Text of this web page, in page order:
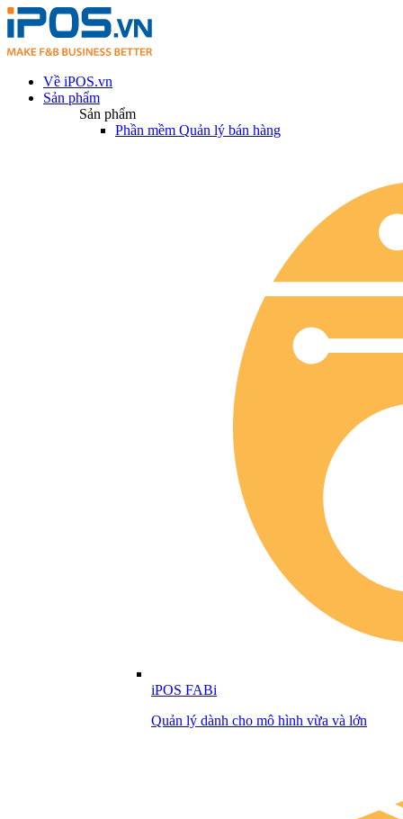
Về iPOS.vn
Sản phẩm
Sản phẩm
Phần mềm Quản lý bán hàng
iPOS FABi
Quản lý dành cho mô hình vừa và lớn